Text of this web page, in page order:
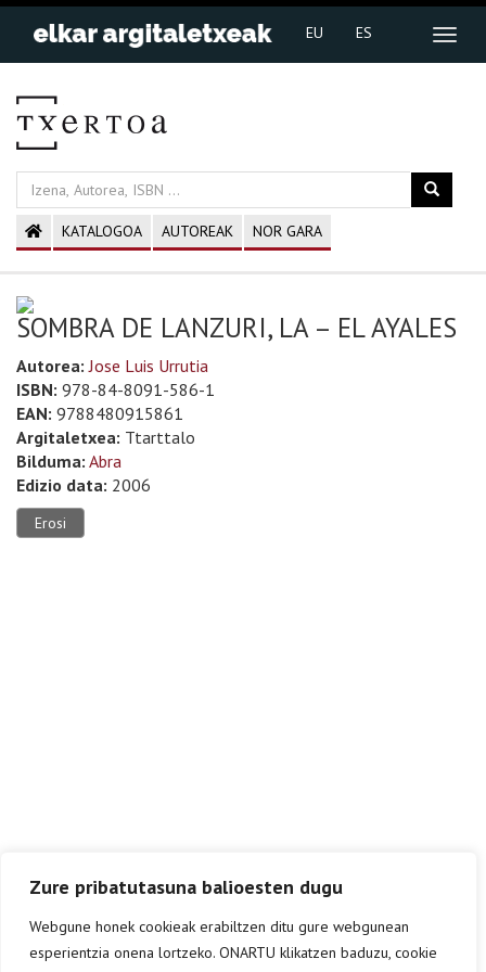
Zure pribatutasuna balioesten dugu
Webgune honek cookieak erabiltzen ditu gure webgunean
esperientzia onena lortzeko. ONARTU klikatzen baduzu, cookie
EU ES
KATALOGOA AUTOREAK NOR GARA
SOMBRA DE LANZURI, LA – EL AYALES
Autorea:Jose Luis Urrutia
ISBN: 978-84-8091-586-1
EAN: 9788480915861
Argitaletxea: Ttarttalo
Bilduma: Abra
Edizio data: 2006
Erosi